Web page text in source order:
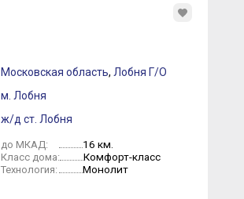
Московская область, Лобня Г/О
м. Лобня
ж/д ст. Лобня
до МКАД: 16 км.
Класс дома: Комфорт-класс
Технология: Монолит